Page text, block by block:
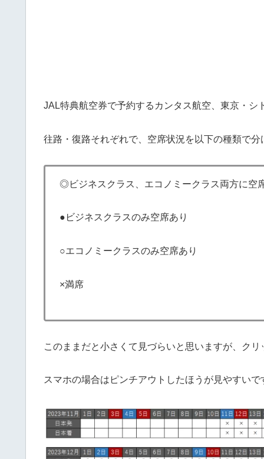
JAL特典航空券で予約するカンタス航空、東京・シ
往路・復路それぞれで、空席状況を以下の種類で分
◎ビジネスクラス、エコノミークラス両方に空
●ビジネスクラスのみ空席あり
○エコノミークラスのみ空席あり
×満席
このままだと小さくて見づらいと思いますが、ク
スマホの場合はピンチアウトしたほうが見やすいで